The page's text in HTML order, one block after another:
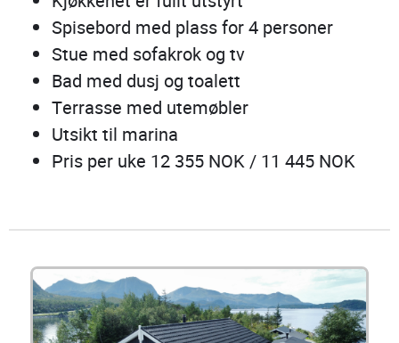
Spisebord med plass for 4 personer
Stue med sofakrok og tv
Bad med dusj og toalett
Terrasse med utemøbler
Utsikt til marina
Pris per uke 12 355 NOK / 11 445 NOK